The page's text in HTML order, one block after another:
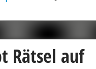
Rätsel auf